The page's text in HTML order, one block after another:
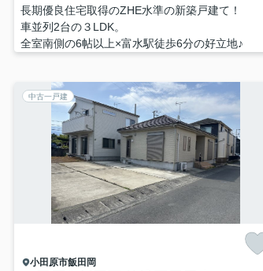
長期優良住宅取得のZHE水準の新築戸建て！
車並列2台の３LDK。
全室南側の6帖以上×富水駅徒歩6分の好立地♪
中古一戸建
小田原市飯田岡